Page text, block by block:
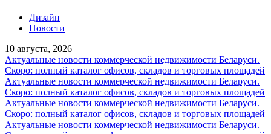
Дизайн
Новости
10 августа, 2026
Актуальные новости коммерческой недвижимости Беларуси.
Скоро: полный каталог офисов, складов и торговых площадей
Актуальные новости коммерческой недвижимости Беларуси.
Скоро: полный каталог офисов, складов и торговых площадей
Актуальные новости коммерческой недвижимости Беларуси.
Скоро: полный каталог офисов, складов и торговых площадей
Актуальные новости коммерческой недвижимости Беларуси.